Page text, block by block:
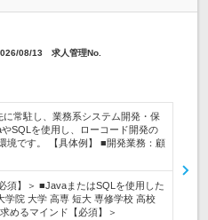
08/13 求人管理No.
常駐し、業務系システム開発・保
SQLを使用し、ローコード開発の
境です。 【具体例】 ■開発業務：顧
須】＞ ■JavaまたはSQLを使用した
学院 大学 高専 短大 専修学校 高校
めるマインド【必須】＞